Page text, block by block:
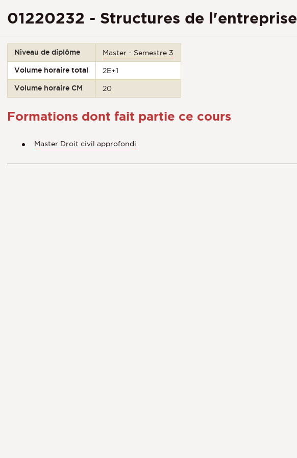
01220232 - Structures de l'entreprise
Niveau de diplôme Master - Semestre 3
Volume horaire total 2E+1
Volume horaire CM 20
Formations dont fait partie ce cours
Master Droit civil approfondi